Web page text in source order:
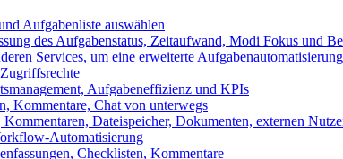
Aufgabenliste auswählen
des Aufgabenstatus, Zeitaufwand, Modi Fokus und
Services, um eine erweiterte
Aufgabeneffizienz und KPIs
Kommentare, Chat von unterwegs
Dateispeicher, Dokumenten, externen
Automatisierung
Checklisten, Kommentare